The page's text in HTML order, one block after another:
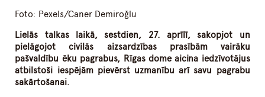
Foto: Pexels/Caner Demiroğlu
Lielās talkas laikā,sestdien, 27. aprīlī, sakopjot un
pielāgojot civilās aizsardzības prasībām vairāku
pašvaldību ēku pagrabus, Rīgas dome aicina iedzīvotājus
atbilstoši iespējām pievērst uzmanību arī savu pagrabu
sakārtošanai.